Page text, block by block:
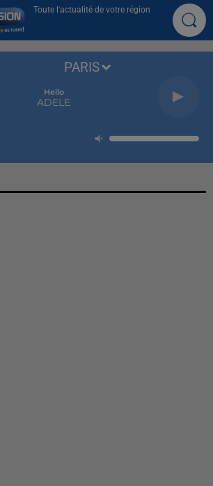
Toute l'actualité de votre région
Hello
ADELE
PARIS